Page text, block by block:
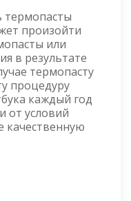
термопасты
произойти
или
в результате
термопасту
процедуру
каждый год
от условий
качественную